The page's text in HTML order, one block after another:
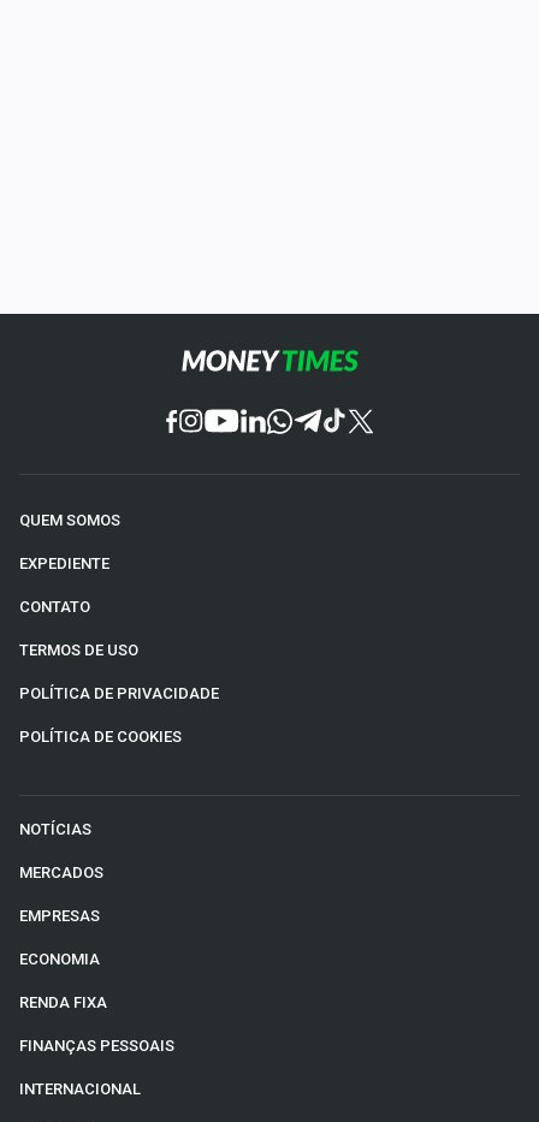
QUEM SOMOS
EXPEDIENTE
CONTATO
TERMOS DE USO
POLÍTICA DE PRIVACIDADE
POLÍTICA DE COOKIES
NOTÍCIAS
MERCADOS
EMPRESAS
ECONOMIA
RENDA FIXA
FINANÇAS PESSOAIS
INTERNACIONAL